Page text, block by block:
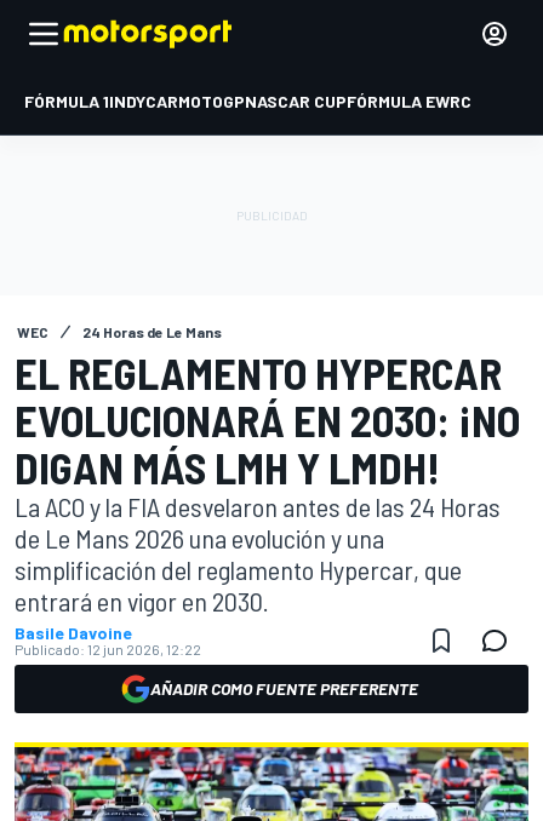
FÓRMULA 1INDYCARMOTOGPNASCAR CUPFÓRMULA EWRC
WEC 24 Horas de Le Mans
EL REGLAMENTO HYPERCAR
EVOLUCIONARÁ EN 2030: ¡NO
DIGAN MÁS LMH Y LMDH!
La ACO y la FIA desvelaron antes de las 24 Horas
de Le Mans 2026 una evolución y una
simplificación del reglamento Hypercar, que
entrará en vigor en 2030.
Basile Davoine
Publicado: 12 jun 2026, 12:22
AÑADIR COMO FUENTE PREFERENTE